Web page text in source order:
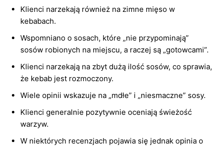
Klienci narzekają również na zimne mięso w
kebabach.
Wspomniano o sosach, które „nie przypominają”
sosów robionych na miejscu, a raczej są „gotowcami”.
Klienci narzekają na zbyt dużą ilość sosów, co sprawia,
że kebab jest rozmoczony.
Wiele opinii wskazuje na „mdłe” i „niesmaczne” sosy.
Klienci generalnie pozytywnie oceniają świeżość
warzyw.
W niektórych recenzjach pojawia się jednak opinia o